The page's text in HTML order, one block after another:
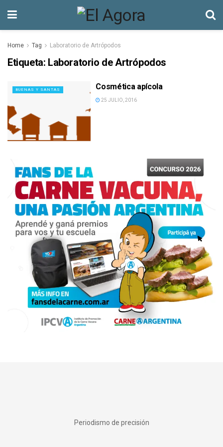
Home Tag Laboratorio de Artrópodos
Etiqueta: Laboratorio de Artrópodos
BUENAS Y SANTAS Cosmética apícola
25 JULIO, 2016
Periodismo de precisión